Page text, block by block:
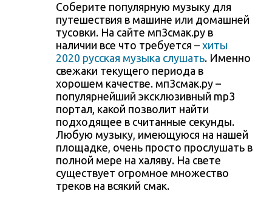
Соберите популярную музыку для
путешествия в машине или домашней
тусовки. На сайте мп3смак.ру в
наличии все что требуется – хиты
2020 русская музыка слушать. Именно
свежаки текущего периода в
хорошем качестве. мп3смак.ру –
популярнейший эксклюзивный mp3
портал, какой позволит найти
подходящее в считанные секунды.
Любую музыку, имеющуюся на нашей
площадке, очень просто прослушать в
полной мере на халяву. На свете
существует огромное множество
треков на всякий смак.